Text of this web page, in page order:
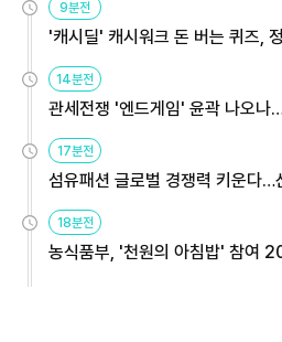
9분전
'캐시딜' 캐시워크 돈 버는 퀴즈,
14분전
관세전쟁 '엔드게임' 윤곽 나오나
용해야
17분전
섬유패션 글로벌 경쟁력 키운다
원
18분전
농식품부, '천원의 아침밥' 참여